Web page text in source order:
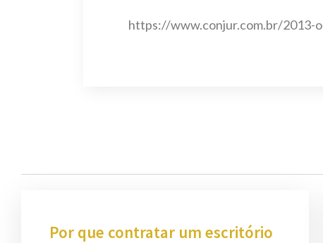
https://www.conjur.com.br/2013-
Por que contratar um escritório